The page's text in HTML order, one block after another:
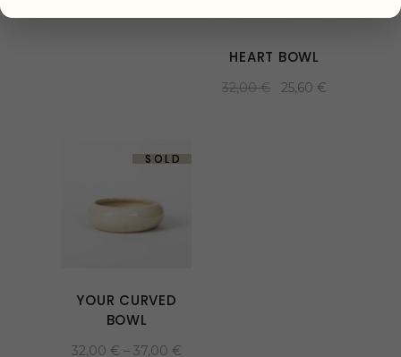
HEART BOWL
32,00€ 25,60 €
SOLD
YOUR CURVED
BOWL
32,00 € – 37,00 €